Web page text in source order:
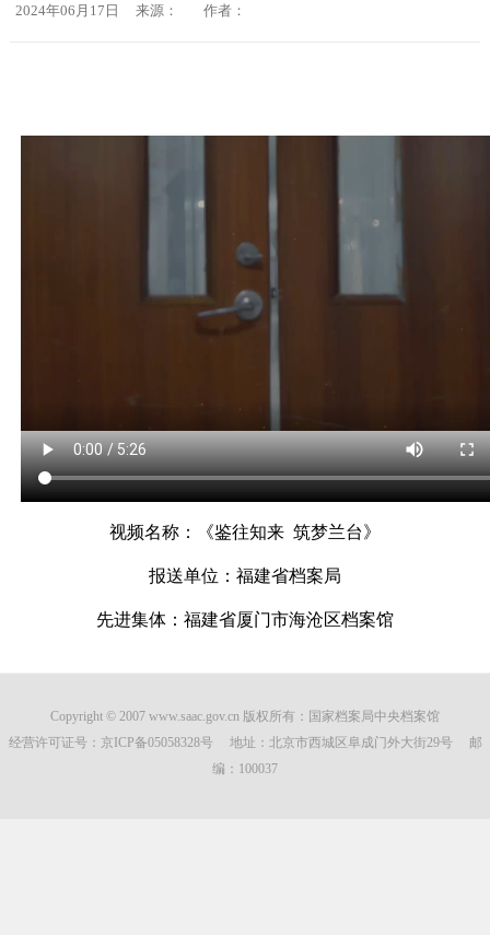
2024年06月17日 来源： 作者：
视频名称：《鉴往知来 筑梦兰台》
报送单位：福建省档案局
先进集体：福建省厦门市海沧区档案馆
Copyright © 2007 www.saac.gov.cn 版权所有：国家档案局中央档案馆
经营许可证号： 京ICP备05058328号地址：北京市西城区阜成门外大街29号 邮
编：100037